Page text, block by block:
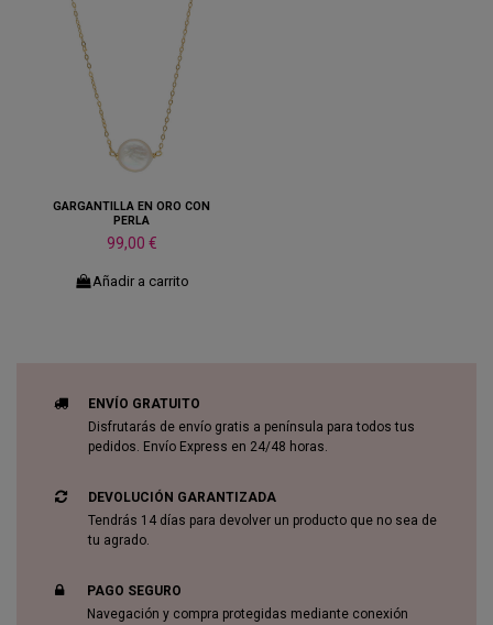
GARGANTILLA EN ORO CON
PERLA
99,00 €
Añadir a carrito
ENVÍO GRATUITO
Disfrutarás de envío gratis a península para todos tus
pedidos. Envío Express en 24/48 horas.
DEVOLUCIÓN GARANTIZADA
Tendrás 14 días para devolver un producto que no sea de
tu agrado.
PAGO SEGURO
Navegación y compra protegidas mediante conexión